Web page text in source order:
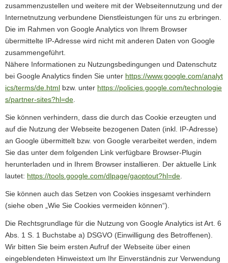
zusammenzustellen und weitere mit der Webseitennutzung und der
Internetnutzung verbundene Dienstleistungen für uns zu erbringen.
Die im Rahmen von Google Analytics von Ihrem Browser
übermittelte IP-Adresse wird nicht mit anderen Daten von Google
zusammengeführt.
Nähere Informationen zu Nutzungsbedingungen und Datenschutz
bei Google Analytics finden Sie unter https://www.google.com/analyt
ics/terms/de.html bzw. unter https://policies.google.com/technologie
s/partner-sites?hl=de
Sie können verhindern, dass die durch das Cookie erzeugten und
auf die Nutzung der Webseite bezogenen Daten (inkl. IP-Adresse)
an Google übermittelt bzw. von Google verarbeitet werden, indem
Sie das unter dem folgenden Link verfügbare Browser-Plugin
herunterladen und in Ihrem Browser installieren. Der aktuelle Link
lautet: https://tools.google.com/dlpage/gaoptout?hl=de
Sie können auch das Setzen von Cookies insgesamt verhindern
(siehe oben „Wie Sie Cookies vermeiden können“).
Die Rechtsgrundlage für die Nutzung von Google Analytics ist Art. 6
Abs. 1 S. 1 Buchstabe a) DSGVO (Einwilligung des Betroffenen).
Wir bitten Sie beim ersten Aufruf der Webseite über einen
eingeblendeten Hinweistext um Ihr Einverständnis zur Verwendung